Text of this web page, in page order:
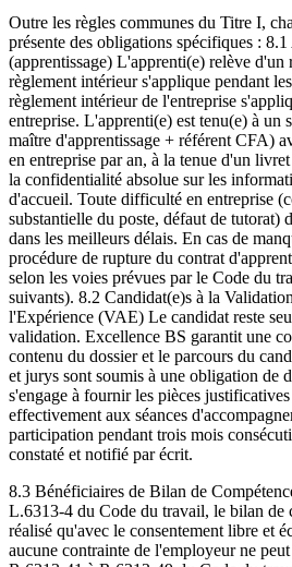
Outre les règles communes du Titre I,
présente des obligations spécifiques :
(apprentissage) L'apprenti(e) relève d'un
règlement intérieur s'applique pendant
règlement intérieur de l'entreprise
entreprise. L'apprenti(e) est tenu(e) à un
maître d'apprentissage + référent CFA)
en entreprise par an, à la tenue d'un
la confidentialité absolue sur les
d'accueil. Toute difficulté en entreprise
substantielle du poste, défaut de tutorat)
dans les meilleurs délais. En cas de
procédure de rupture du contrat
selon les voies prévues par le Code du
suivants). 8.2 Candidat(e)s à la
l'Expérience (VAE) Le candidat reste
validation. Excellence BS garantit une
contenu du dossier et le parcours du
et jurys sont soumis à une obligation de
s'engage à fournir les pièces
effectivement aux séances
participation pendant trois mois
constaté et notifié par écrit.
8.3 Bénéficiaires de Bilan de
L.6313-4 du Code du travail, le bilan de
réalisé qu'avec le consentement libre et
aucune contrainte de l'employeur ne